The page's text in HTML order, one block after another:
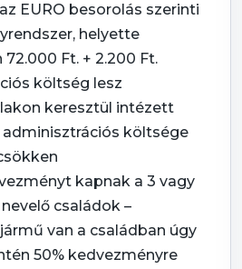
EURO besorolás szerinti
helyette
Ft. + 2.200 Ft.
költség lesz
keresztül intézett
adminisztrációs költsége
kapnak a 3 vagy
családok –
van a családban úgy
50% kedvezményre